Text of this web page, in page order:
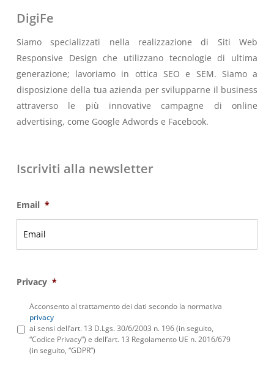
DigiFe
Siamo specializzati nella realizzazione di Siti Web
Responsive Design che utilizzano tecnologie di ultima
generazione; lavoriamo in ottica SEO e SEM. Siamo a
disposizione della tua azienda per svilupparne il business
attraverso le più innovative campagne di online
advertising, come Google Adwords e Facebook.
Iscriviti alla newsletter
Email *
Privacy *
Acconsento al trattamento dei dati secondo la normativa
privacy
ai sensi dell’art. 13 D.Lgs. 30/6/2003 n. 196 (in seguito,
“Codice Privacy”) e dell’art. 13 Regolamento UE n. 2016/679
(in seguito, “GDPR”)